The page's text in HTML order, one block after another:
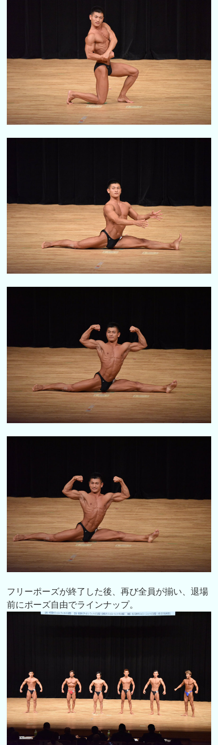
フリーポーズが終了した後、再び全員が揃い、退場
前にポーズ自由でラインナップ。